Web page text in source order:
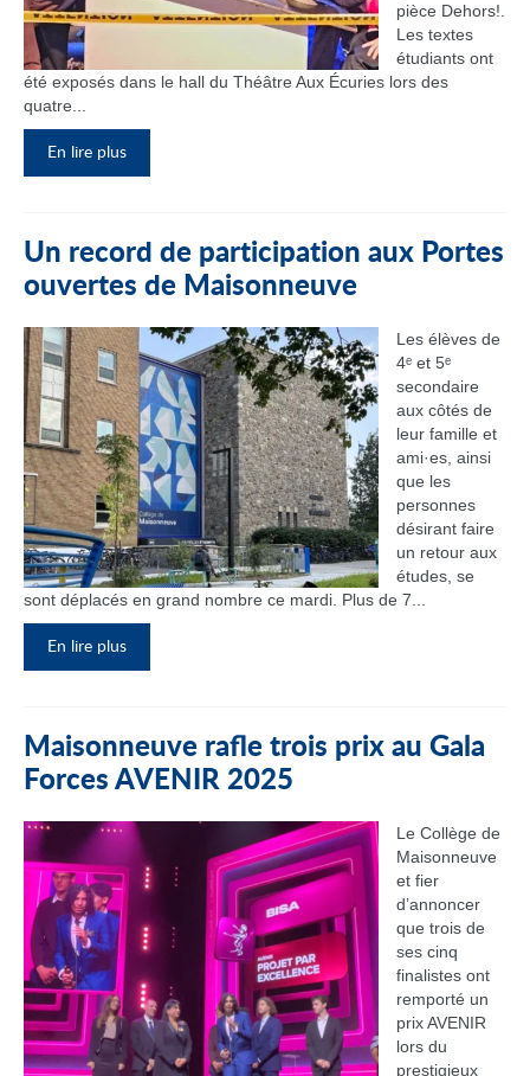
pièce Dehors!.
Les textes
étudiants ont
été exposés dans le hall du Théâtre Aux Écuries lors des
quatre...
En lire plus
Un record de participation aux Portes
ouvertes de Maisonneuve
Les élèves de
4ᵉ et 5ᵉ
secondaire
aux côtés de
leur famille et
ami·es, ainsi
que les
personnes
désirant faire
un retour aux
études, se
sont déplacés en grand nombre ce mardi. Plus de 7...
En lire plus
Maisonneuve rafle trois prix au Gala
Forces AVENIR 2025
Le Collège de
Maisonneuve
et fier
d’annoncer
que trois de
ses cinq
finalistes ont
remporté un
prix AVENIR
lors du
prestigieux